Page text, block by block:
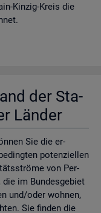
Kinzig-Kreis die
der Sta­
Län­der
Sie die er­
po­ten­zi­el­len
von Per­
die im Bun­des­ge­biet
und/oder woh­nen,
Sie fin­den die